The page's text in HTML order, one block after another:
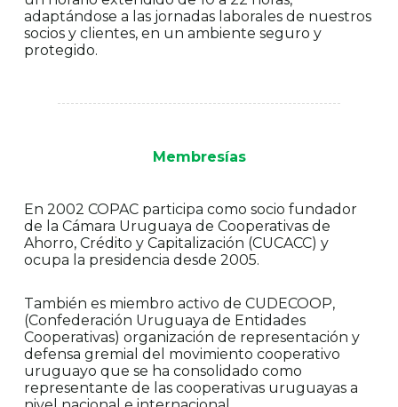
adaptándose a las jornadas laborales de nuestros
socios y clientes, en un ambiente seguro y
protegido.
Membresías
En 2002 COPAC participa como socio fundador
de la Cámara Uruguaya de Cooperativas de
Ahorro, Crédito y Capitalización (CUCACC) y
ocupa la presidencia desde 2005.
También es miembro activo de CUDECOOP,
(Confederación Uruguaya de Entidades
Cooperativas) organización de representación y
defensa gremial del movimiento cooperativo
uruguayo que se ha consolidado como
representante de las cooperativas uruguayas a